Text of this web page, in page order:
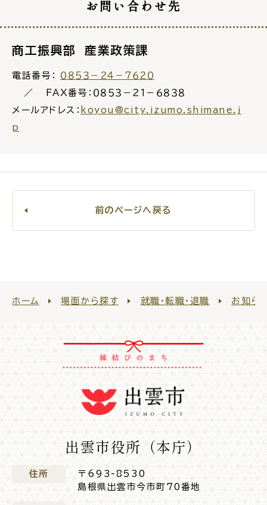
各種相談窓口 担当窓口
便利なサービス
おたすけア
各種申請書・
ウンロード
お問い合わせ先
商工振興部 産業政策課
電話番号： ０８５３－２４－７６２０
FAX番号：０８５３－２１－６８３８
メールアドレス： koyou@city.izumo.shimane.j
p
前のページへ戻る
ホーム 場面から探す 就職・転職・退職 お知ら
出雲市役所（本庁）
住所
〒693-8530
島根県出雲市今市町70番地